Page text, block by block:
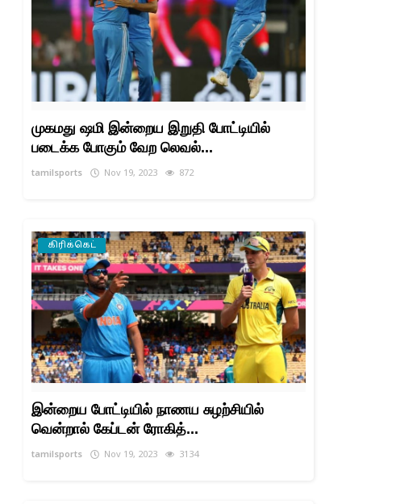
முகமது ஷமி இன்றைய இறுதி போட்டியில்
படைக்க போகும் வேற லெவல்...
tamilsports Nov 19, 2023 872
கிரிக்கெட்
இன்றைய போட்டியில் நாணய சுழற்சியில்
வென்றால் கேப்டன் ரோகித்...
tamilsports Nov 19, 2023 3134